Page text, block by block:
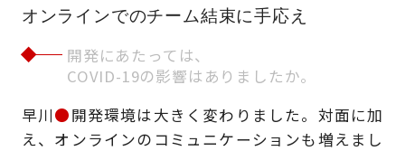
オンラインでのチーム結束に手応え
開発にあたっては、
COVID-19の影響はありましたか。
早川●開発環境は大きく変わりました。対面に加
え、オンラインのコミュニケーションも増えまし